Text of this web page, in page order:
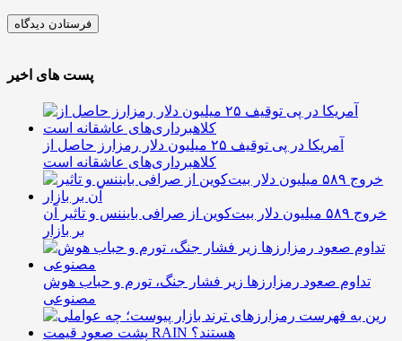
پست های اخیر
آمریکا در پی توقیف ۲۵ میلیون دلار رمزارز حاصل از
کلاهبرداری‌های عاشقانه است
خروج ۵۸۹ میلیون دلار بیت‌کوین از صرافی بایننس و تاثیر آن
بر بازار
تداوم صعود رمزارزها زیر فشار جنگ، تورم و حباب هوش
مصنوعی